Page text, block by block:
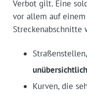
Verbot gilt. Eine
vor allem auf
Streckenabschnitte
unübersichtlich
Kurven, die